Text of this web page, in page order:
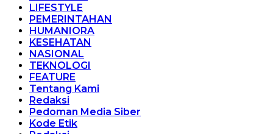
LIFESTYLE
PEMERINTAHAN
HUMANIORA
KESEHATAN
NASIONAL
TEKNOLOGI
FEATURE
Tentang Kami
Redaksi
Pedoman Media Siber
Kode Etik